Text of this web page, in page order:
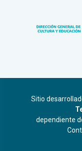
Sitio
dependiente